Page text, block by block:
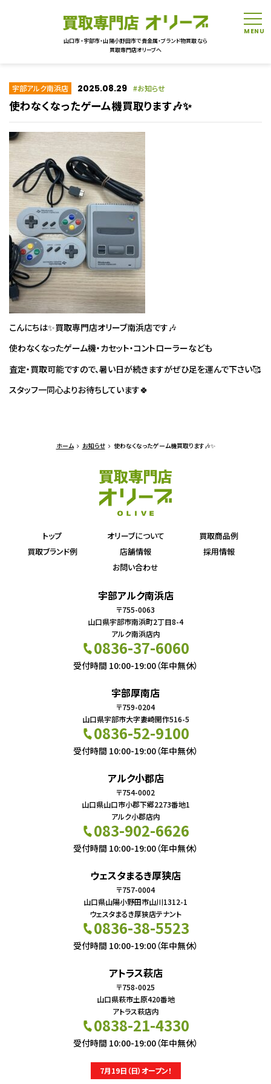
山口市・宇部市・山陽小野田市で貴金属・ブランド物買取なら
買取専門店オリーブへ
宇部アルク南浜店 2025.08.29 お知らせ
使わなくなったゲーム機買取ります🎶✨
こんにちは✨買取専門店オリーブ南浜店です🎶
使わなくなったゲーム機・カセット・コントローラーなども
査定・買取可能ですので、暑い日が続きますがぜひ足を運んで下さい🥰
スタッフ一同心よりお待ちしています🍀
ホーム お知らせ 使わなくなったゲーム機買取ります🎶✨
トップ オリーブについて
買取商品例
買取ブランド例
店舗情報
採用情報
お問い合わせ
宇部アルク南浜店
〒755-0063
山口県宇部市南浜町2丁目8-4
アルク南浜店内
0836-37-6060
受付時間 10:00-19:00（年中無休）
宇部厚南店
〒759-0204
山口県宇部市大字妻崎開作516-5
0836-52-9100
受付時間 10:00-19:00（年中無休）
アルク小郡店
〒754-0002
山口県山口市小郡下郷2273番地1
アルク小郡店内
083-902-6626
受付時間 10:00-19:00（年中無休）
ウェスタまるき厚狭店
〒757-0004
山口県山陽小野田市山川1312-1
ウェスタまるき厚狭店テナント
0836-38-5523
受付時間 10:00-19:00（年中無休）
アトラス萩店
〒758-0025
山口県萩市土原420番地
アトラス萩店内
0838-21-4330
受付時間 10:00-19:00（年中無休）
7月19日（日）オープン！